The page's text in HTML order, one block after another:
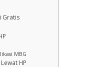
Gratis
MBG
HP